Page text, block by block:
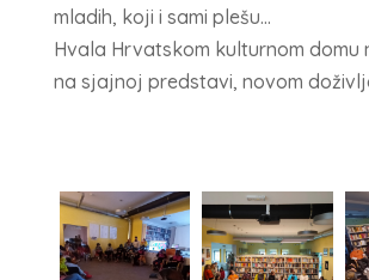
mladih, koji i sami plešu…
Hvala Hrvatskom kulturnom domu
na sjajnoj predstavi, novom